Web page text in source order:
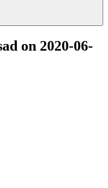
on 2020-06-